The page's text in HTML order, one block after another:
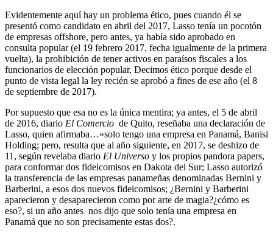
Evidentemente aquí hay un problema ético, pues cuando él se
presentó como candidato en abril del 2017, Lasso tenía un pocotón
de empresas offshore, pero antes, ya había sido aprobado en
consulta popular (el 19 febrero 2017, fecha igualmente de la primera
vuelta), la prohibición de tener activos en paraísos fiscales a los
funcionarios de elección popular, Decimos ético porque desde el
punto de vista legal la ley recién se aprobó a fines de ese año (el 8
de septiembre de 2017).
Por supuesto que esa no es la única mentira; ya antes, el 5 de abril
de 2016, diario El Comercio de Quito, reseñaba una declaración de
Lasso, quien afirmaba…»solo tengo una empresa en Panamá, Banisi
Holding; pero, resulta que al año siguiente, en 2017, se deshizo de
11, según revelaba diario El Universo y los propios pandora papers,
para conformar dos fideicomisos en Dakota del Sur; Lasso autorizó
la transferencia de las empresas panameñas denominadas Bernini y
Barberini, a esos dos nuevos fideicomisos; ¿Bernini y Barberini
aparecieron y desaparecieron como por arte de magia?¿cómo es
eso?, si un año antes nos dijo que solo tenía una empresa en
Panamá que no son precisamente estas dos?.